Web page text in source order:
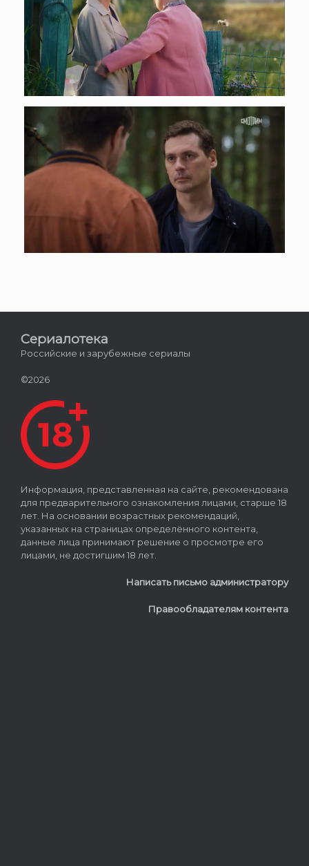
Сериалотека
Российские и зарубежные сериалы
©2026
Информация, представленная на сайте, рекомендована
для предварительного ознакомления лицами, старше 18
лет. На основании возрастных рекомендаций,
указанных на страницах определённого контента,
данные лица принимают решение о просмотре его
лицами, не достигшим 18 лет.
Написать письмо администратору
Правообладателям контента